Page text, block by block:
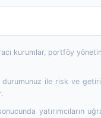
kurumlar, portföy
ile risk ve
yatırımcıların